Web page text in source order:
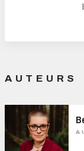
AUTEURS